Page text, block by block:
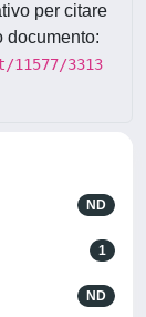
per citare
documento:
3313
ND
1
ND